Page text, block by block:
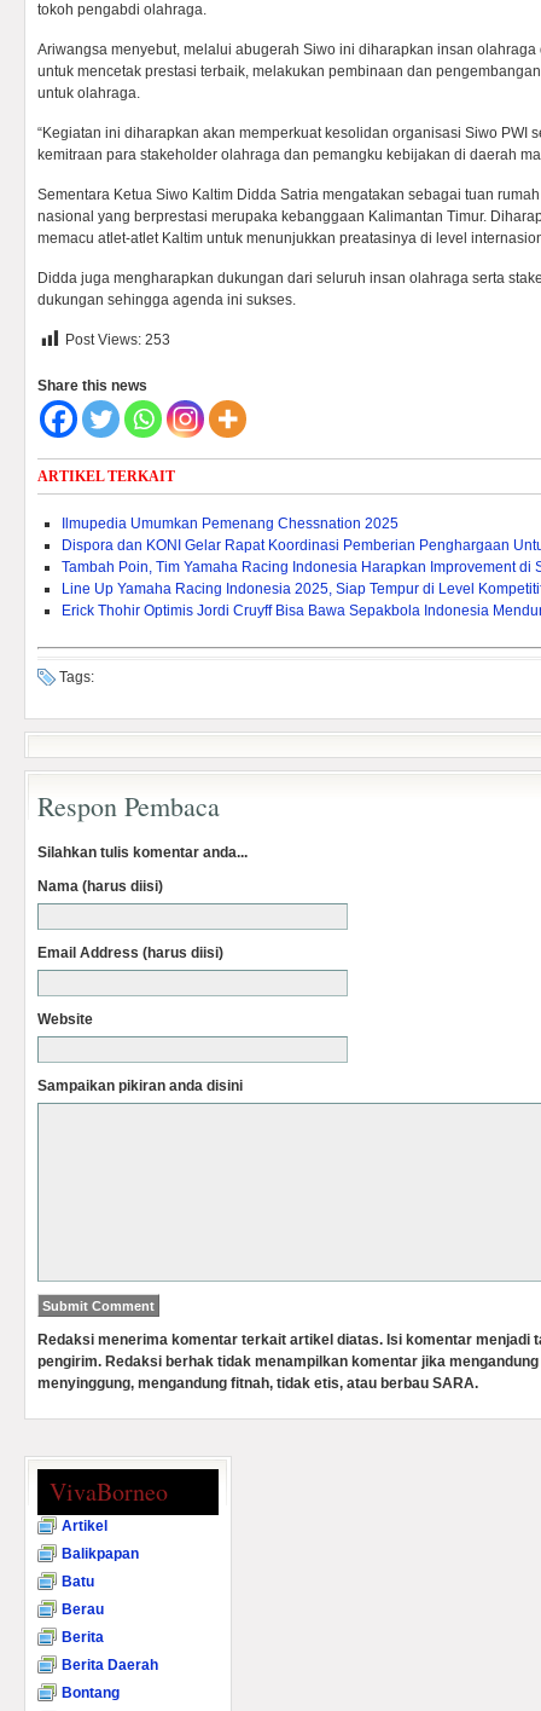
tokoh pengabdi olahraga.
Ariwangsa menyebut, melalui abugerah Siwo ini diharapkan insan
untuk mencetak prestasi terbaik, melakukan pembinaan dan
untuk olahraga.
“Kegiatan ini diharapkan akan memperkuat kesolidan organisasi Siwo PWI
kemitraan para stakeholder olahraga dan pemangku kebijakan di daerah
Sementara Ketua Siwo Kaltim Didda Satria mengatakan sebagai tuan
nasional yang berprestasi merupaka kebanggaan Kalimantan Timur.
memacu atlet-atlet Kaltim untuk menunjukkan preatasinya di level
Didda juga mengharapkan dukungan dari seluruh insan olahraga serta
dukungan sehingga agenda ini sukses.
Post Views: 253
Share this news
ARTIKEL TERKAIT
Ilmupedia Umumkan Pemenang Chessnation 2025
Dispora dan KONI Gelar Rapat Koordinasi Pemberian Penghargaan
Tambah Poin, Tim Yamaha Racing Indonesia Harapkan Improvement di
Line Up Yamaha Racing Indonesia 2025, Siap Tempur di Level
Erick Thohir Optimis Jordi Cruyff Bisa Bawa Sepakbola Indonesia
Tags:
Respon Pembaca
Silahkan tulis komentar anda...
Nama (harus diisi)
Email Address (harus diisi)
Website
Sampaikan pikiran anda disini
Redaksi menerima komentar terkait artikel diatas. Isi komentar menjadi
pengirim. Redaksi berhak tidak menampilkan komentar jika
menyinggung, mengandung fitnah, tidak etis, atau berbau SARA.
VivaBorneo
Artikel
Balikpapan
Batu
Berau
Berita
Berita Daerah
Bontang